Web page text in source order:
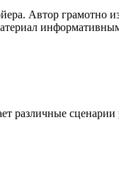
Автор грамотно
различные